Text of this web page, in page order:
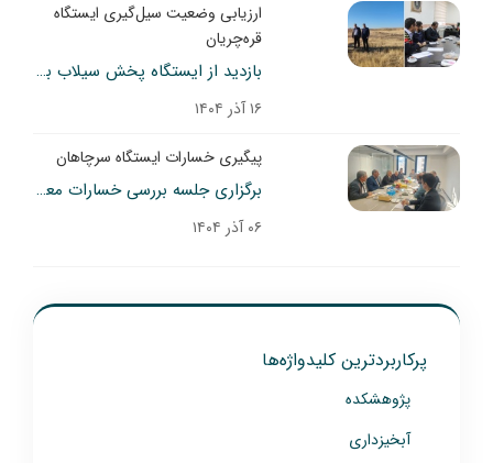
ارزیابی وضعیت سیل‌گیری ایستگاه
قره‌چریان
بازدید از ایستگاه پخش سیلاب بر آبخوان قره‌چریان – زنجان
۱۶ آذر ۱۴۰۴
پیگیری خسارات ایستگاه سرچاهان
برگزاری جلسه بررسی خسارات معدن تنگه‌زاغ بر ایستگاه آبخوان سرچاهان
۰۶ آذر ۱۴۰۴
پرکاربردترین کلیدواژه‌ها
پژوهشکده
آبخیزداری